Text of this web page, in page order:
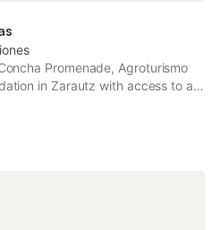
Promenade, Agroturismo
in Zarautz with access to a
shared kitchen. The property has
2.4 km from Zarautz Beach.